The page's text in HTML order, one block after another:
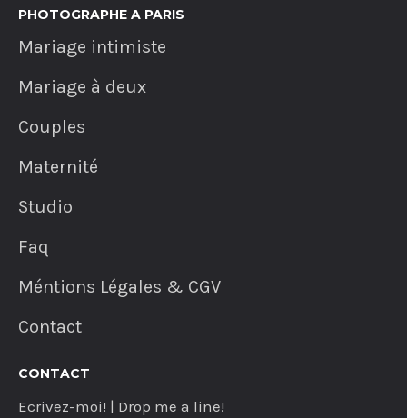
PHOTOGRAPHE A PARIS
Mariage intimiste
Mariage à deux
Couples
Maternité
Studio
Faq
Méntions Légales & CGV
Contact
CONTACT
Ecrivez-moi! | Drop me a line!